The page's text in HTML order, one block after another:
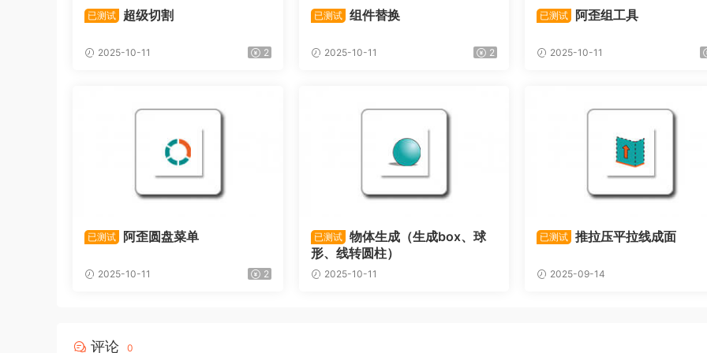
已测试 超级切割
2025-10-11 2
已测试 组件替换
2025-10-11 2
已测试 阿歪组工具
2025-10-11
已测试 阿歪圆盘菜单
2025-10-11 2
已测试
物体生成（生成box、球
形、线转圆柱）
2025-10-11
已测试 推拉压平拉线成面
2025-09-14
评论 0